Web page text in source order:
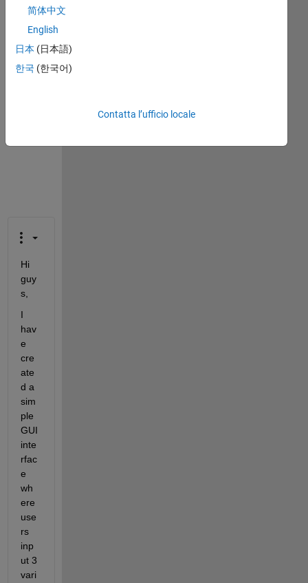
domanda
chiusa.
Riaprila
per
Hi
guy
s,
I
hav
e
cre
ate
d a
sim
ple
GUI
inte
rfac
e
wh
ere
use
rs
inp
ut 3
vari
简体中文
English
日本 (日本語)
한국 (한국어)
Contatta l’ufficio locale